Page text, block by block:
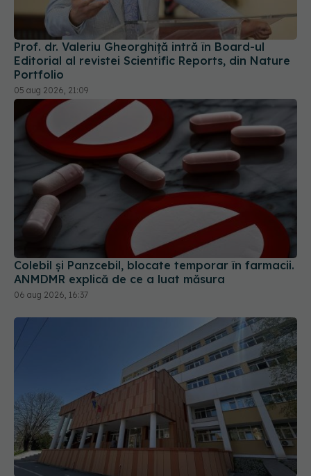
Prof. dr. Valeriu Gheorghiță intră în Board-ul
Editorial al revistei Scientific Reports, din Nature
Portfolio
05 aug 2026, 21:09
Colebil și Panzcebil, blocate temporar în farmacii.
ANMDMR explică de ce a luat măsura
06 aug 2026, 16:37